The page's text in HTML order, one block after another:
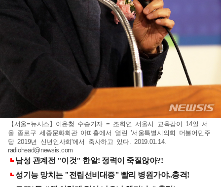
【서울=뉴시스】이윤청 수습기자 = 조희연 서울시 교육감이 14일 서
울 종로구 세종문화회관 아띠홀에서 열린 '서울특별시의회 더불어민주
당 2019년 신년인사회'에서 축사하고 있다. 2019.01.14.
radiohead@newsis.com